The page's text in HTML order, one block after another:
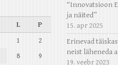
L
P
1
2
8
9
“Innovatsioon
ja näited”
15. apr 2025
Erinevad
neist läheneda
19. veebr 2023